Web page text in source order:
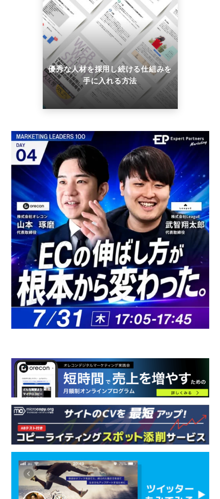
優秀な人材を採用し続ける仕組みを
手に入れる方法